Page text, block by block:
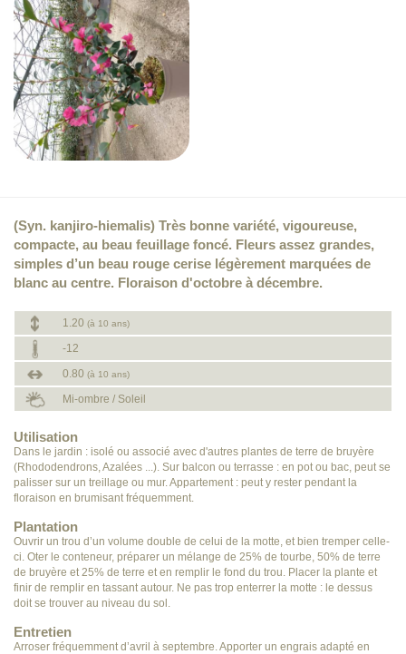
(Syn. kanjiro-hiemalis) Très bonne variété, vigoureuse,
compacte, au beau feuillage foncé. Fleurs assez grandes,
simples d’un beau rouge cerise légèrement marquées de
blanc au centre. Floraison d'octobre à décembre.
1.20 (à 10 ans)
-12
0.80 (à 10 ans)
Mi-ombre / Soleil
Utilisation
Dans le jardin : isolé ou associé avec d'autres plantes de terre de bruyère
(Rhododendrons, Azalées ...). Sur balcon ou terrasse : en pot ou bac, peut se
palisser sur un treillage ou mur. Appartement : peut y rester pendant la
floraison en brumisant fréquemment.
Plantation
Ouvrir un trou d’un volume double de celui de la motte, et bien tremper celle-
ci. Oter le conteneur, préparer un mélange de 25% de tourbe, 50% de terre
de bruyère et 25% de terre et en remplir le fond du trou. Placer la plante et
finir de remplir en tassant autour. Ne pas trop enterrer la motte : le dessus
doit se trouver au niveau du sol.
Entretien
Arroser fréquemment d’avril à septembre. Apporter un engrais adapté en